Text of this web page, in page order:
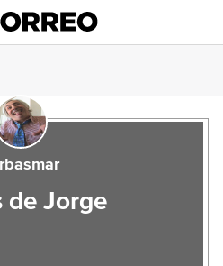
de Jorge